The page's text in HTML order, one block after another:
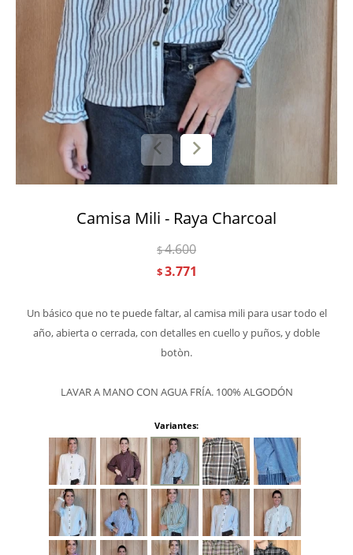
Camisa Mili - Raya Charcoal
$3.771
$4.600
Un básico que no te puede faltar, al camisa mili para usar todo el
año, abierta o cerrada, con detalles en cuello y puños, y doble
botòn.
LAVAR A MANO CON AGUA FRÍA. 100% ALGODÓN
Variantes: